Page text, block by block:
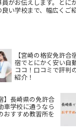
がお伝えします。とに
い学校まで、幅広くご
ーションに分けてお伝え
【宮崎の格安免許
宿でとにかく安い自
ココ！口コミで評判
紹介！
】長崎県の免許合
車学校に通うなら
おすすめ教習所を